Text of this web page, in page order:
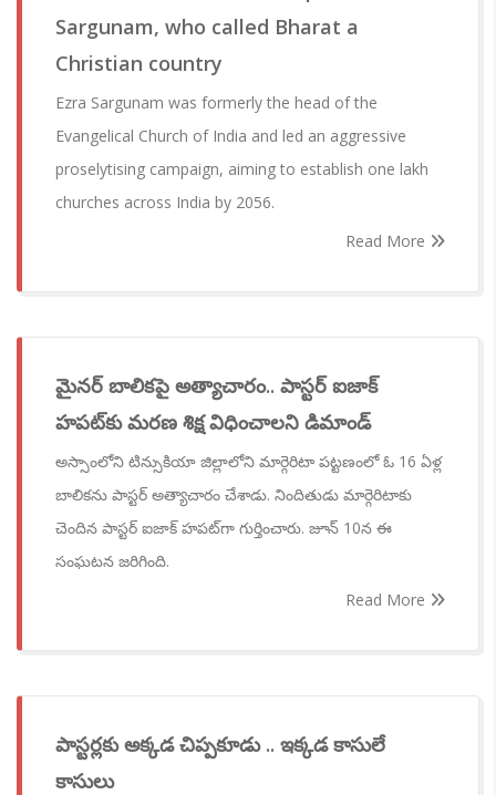
Sargunam, who called Bharat a
Christian country
Ezra Sargunam was formerly the head of the
Evangelical Church of India and led an aggressive
proselytising campaign, aiming to establish one lakh
churches across India by 2056.
Read More
మైనర్ బాలికపై అత్యాచారం.. పాస్టర్ ఐజాక్
హపట్‌కు మరణ శిక్ష విధించాలని డిమాండ్
అస్సాంలోని టిన్సుకియా జిల్లాలోని మార్గెరిటా పట్టణంలో ఓ 16 ఏళ్ల
బాలికను పాస్టర్ అత్యాచారం చేశాడు. నిందితుడు మార్గెరిటాకు
చెందిన పాస్టర్ ఐజాక్ హపట్‌గా గుర్తించారు. జూన్ 10న ఈ
సంఘటన జరిగింది.
Read More
పాస్టర్లకు అక్కడ చిప్పకూడు .. ఇక్కడ కాసులే
కాసులు